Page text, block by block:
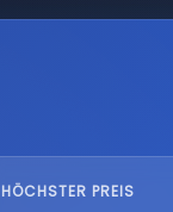
HÖCHSTER PREIS